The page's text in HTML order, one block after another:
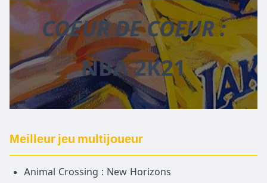
COEUR DE COEUR :
NBA 2K21
Meilleur jeu multijoueur
Animal Crossing : New Horizons